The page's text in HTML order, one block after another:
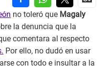
no toleró que Magaly
la denuncia que la
comentara al respecto
Por ello, no dudó en usar
con todo e insultar a la